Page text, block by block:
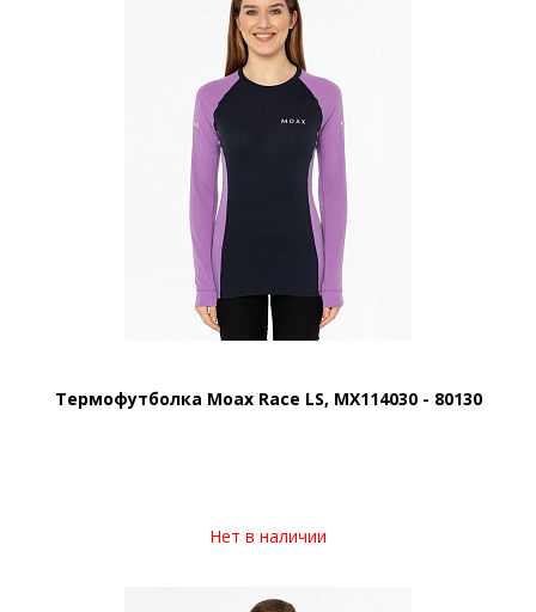
Термофутболка Moax Race LS, MX114030 - 80130
Нет в наличии